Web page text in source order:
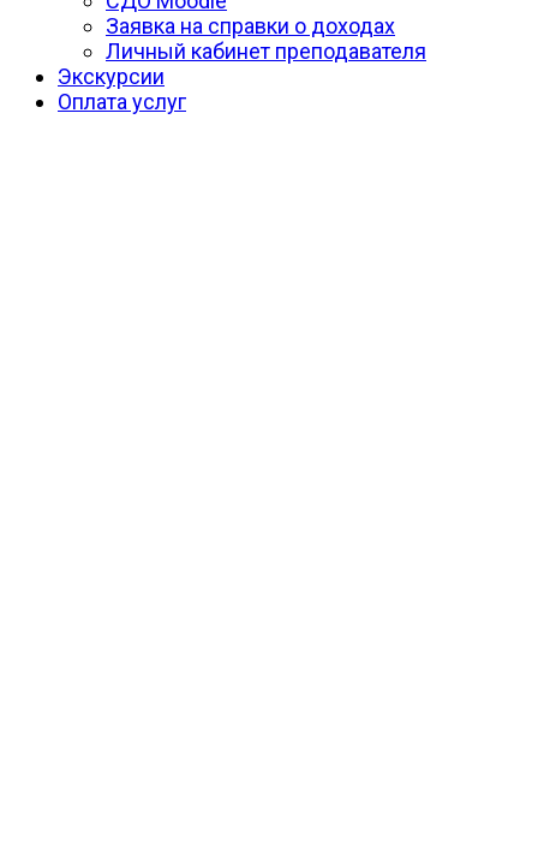
Заявка на справки о доходах
Личный кабинет преподавателя
Экскурсии
Оплата услуг